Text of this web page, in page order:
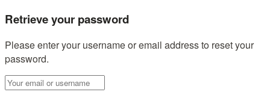
Retrieve your password
Please enter your username or email address to reset your
password.